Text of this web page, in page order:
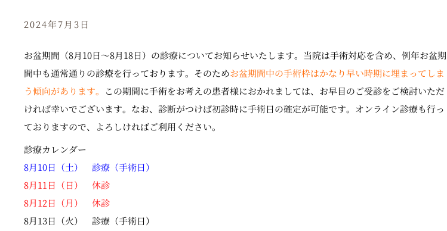
2024年7月3日
お盆期間（8月10日～8月18日）の診療についてお知らせいたします。当院は手術対応を含め、例年お盆期
間中も通常通りの診療を行っております。そのためお盆期間中の手術枠はかなり早い時期に埋まってしま
う傾向があります。
この期間に手術をお考えの患者様におかれましては、お早目のご受診をご検討いただ
ければ幸いでございます。なお、診断がつけば初診時に手術日の確定が可能です。オンライン診療も行っ
ておりますので、よろしければご利用ください。
診療カレンダー
8月10日（土） 診療（手術日）
8月11日（日） 休診
8月12日（月） 休診
8月13日（火） 診療（手術日）